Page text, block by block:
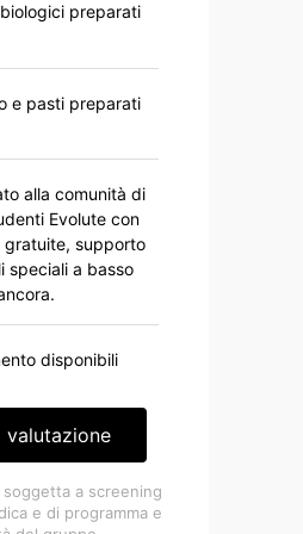
preparati
e pasti preparati
alla comunità di
Evolute con
gratuite, supporto
speciali a basso
disponibili
valutazione
a screening
e di programma e